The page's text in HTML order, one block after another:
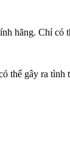
hãng. Chỉ có
gây ra tình